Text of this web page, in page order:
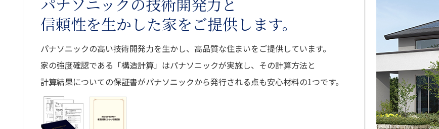
信頼性を生かした家をご提供します。
パナソニックの高い技術開発力を生かし、高品質な住まいをご提供しています。
家の強度確認である「構造計算」はパナソニックが実施し、その計算方法と
計算結果についての保証書がパナソニックから発行される点も安心材料の1つです。